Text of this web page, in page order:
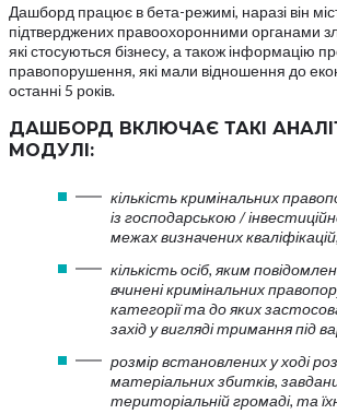
Дашборд працює в бета-режимі, наразі він
підтверджених правоохоронними органами
які стосуються бізнесу, а також інформацію
правопорушення, які мали відношення до
останні 5 років.
ДАШБОРД ВКЛЮЧАЄ ТАКІ
МОДУЛІ:
кількість кримінальних
із господарською /
межах визначених
кількість осіб, яким
вчинені кримінальних
категорії та до яких
захід у вигляді тримання під
розмір встановлених у ході
матеріальних збитків,
територіальній громаді, та